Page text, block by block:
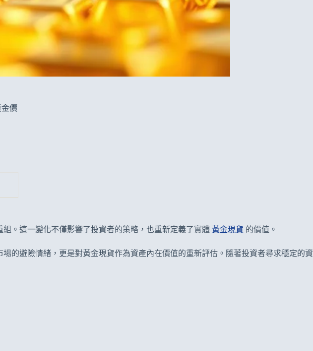
價
。這一變化不僅影響了投資者的策略，也重新定義了實體 黃金現貨 的價值。
的避險情緒，更是對黃金現貨作為資產內在價值的重新評估。隨著投資者尋求穩定的資